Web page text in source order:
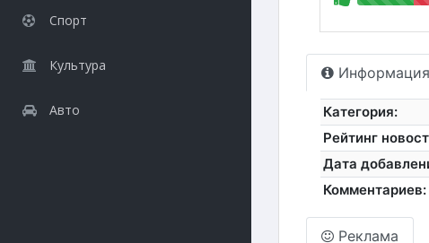
Спорт
Культура
Авто Категория:
Рейтинг
Дата
Комментариев:
Реклама